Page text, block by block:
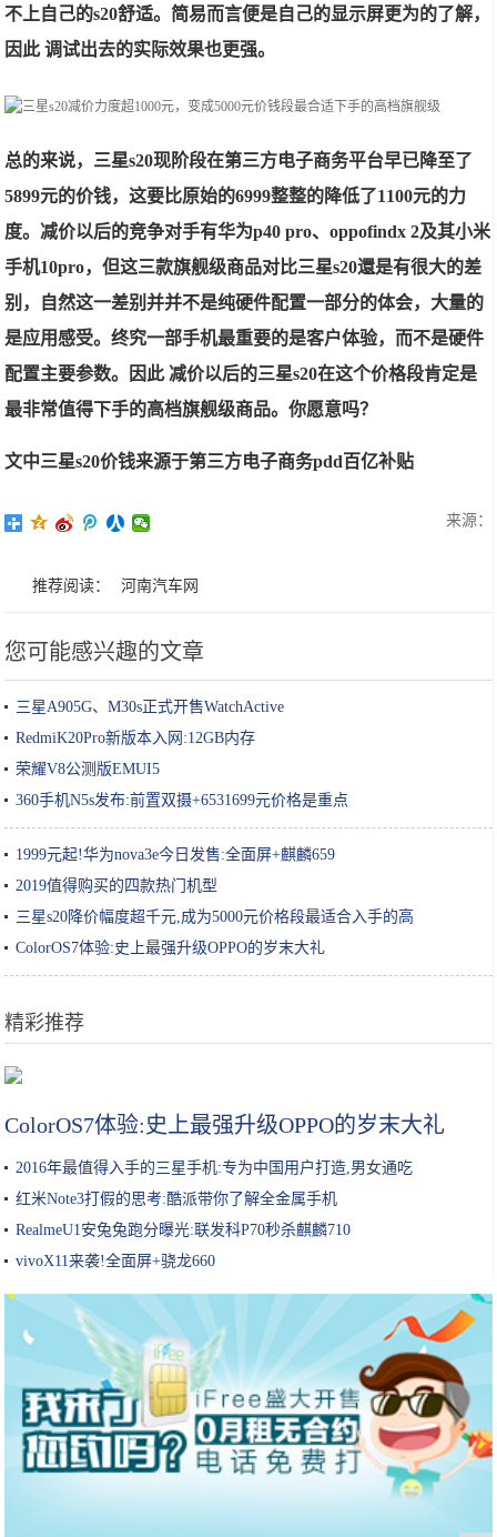
不上自己的s20舒适。简易而言便是自己的显示屏更为的了解，
因此 调试出去的实际效果也更强。
总的来说，三星s20现阶段在第三方电子商务平台早已降至了
5899元的价钱，这要比原始的6999整整的降低了1100元的力
度。减价以后的竞争对手有华为p40 pro、oppofindx 2及其小米
手机10pro，但这三款旗舰级商品对比三星s20還是有很大的差
别，自然这一差别并并不是纯硬件配置一部分的体会，大量的
是应用感受。终究一部手机最重要的是客户体验，而不是硬件
配置主要参数。因此 减价以后的三星s20在这个价格段肯定是
最非常值得下手的高档旗舰级商品。你愿意吗？
文中三星s20价钱来源于第三方电子商务pdd百亿补贴
来源：
推荐阅读： 河南汽车网
您可能感兴趣的文章
三星A905G、M30s正式开售WatchActive
RedmiK20Pro新版本入网:12GB内存
荣耀V8公测版EMUI5
360手机N5s发布:前置双摄+6531699元价格是重点
1999元起!华为nova3e今日发售:全面屏+麒麟659
2019值得购买的四款热门机型
三星s20降价幅度超千元,成为5000元价格段最适合入手的高
ColorOS7体验:史上最强升级OPPO的岁末大礼
精彩推荐
ColorOS7体验:史上最强升级OPPO的岁末大礼
2016年最值得入手的三星手机:专为中国用户打造,男女通吃
红米Note3打假的思考:酷派带你了解全金属手机
RealmeU1安兔兔跑分曝光:联发科P70秒杀麒麟710
vivoX11来袭!全面屏+骁龙660